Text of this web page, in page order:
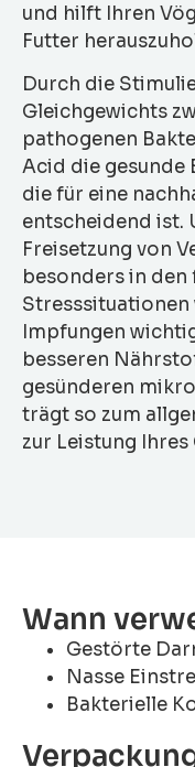
und hilft Ihren
Futter
Durch die
Gleichgewichts
pathogenen
Acid die gesunde
die für eine
entscheidend
Freisetzung von
besonders in den
Impfungen
besseren
gesünderen
trägt so zum
zur Leistung Ihres
Wann
Gestörte
Nasse
Bakterielle